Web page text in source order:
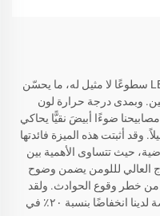
توفر مصابيحنا المخصصة من نوع 9006 LED سطوعًا لا مثيل له، ما يحسّن
وبمدى درجة حرارة لون
و٦٥٠٠ كلفن، تُنتج مصابيحنا ضوءًا أبيضَ نقيًّا يحاكي
وقد أثبتت هذه الميزة فائدتها
حيث تتساوى الأهمية بين
العالي لللومن يضمن وضوح
من خطر وقوع الحوادث. ولقد
وثّقنا حالاتٍ أظهرت فيها المصابيح المخصصة لدينا انخفاضًا بنسبة ٢٠٪ في